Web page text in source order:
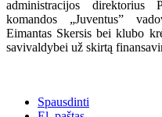
administracijos direktorius
komandos „Juventus”
Eimantas Skersis bei klubo
savivaldybei už skirtą
Spausdinti